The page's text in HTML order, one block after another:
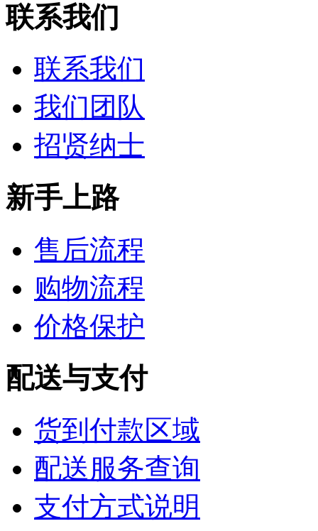
联系我们
联系我们
我们团队
招贤纳士
新手上路
售后流程
购物流程
价格保护
配送与支付
货到付款区域
配送服务查询
支付方式说明